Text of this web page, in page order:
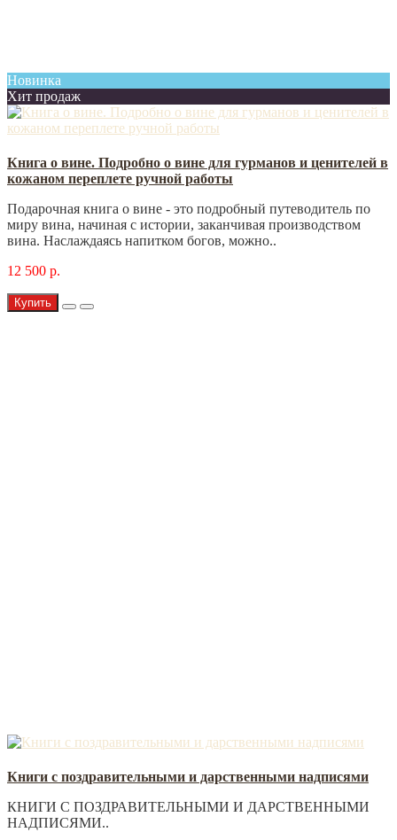
Новинка
Хит продаж
Книга о вине. Подробно о вине для гурманов и ценителей в
кожаном переплете ручной работы
Подарочная книга о вине - это подробный путеводитель по
миру вина, начиная с истории, заканчивая производством
вина. Наслаждаясь напитком богов, можно..
12 500 р.
Купить
Книги с поздравительными и дарственными надписями
КНИГИ С ПОЗДРАВИТЕЛЬНЫМИ И ДАРСТВЕННЫМИ
НАДПИСЯМИ..